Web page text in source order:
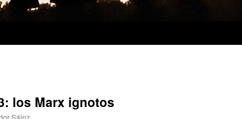
los Marx ignotos
Sáinz